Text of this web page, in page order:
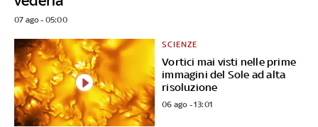
07 ago - 05:00
Vortici mai visti nelle prime
immagini del Sole ad alta
risoluzione
SCIENZE
06 ago - 13:01